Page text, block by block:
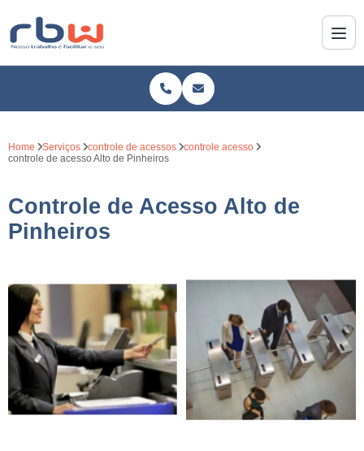
Home Serviços controle de acessos
controle acesso
controle de acesso Alto de Pinheiros
Controle de Acesso Alto de
Pinheiros